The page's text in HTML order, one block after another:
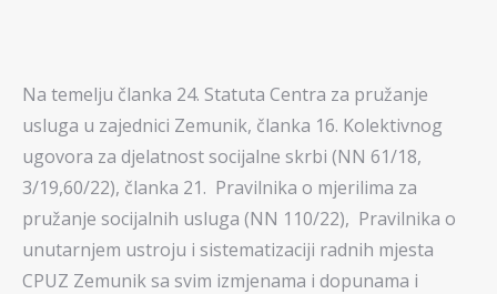
Na temelju članka 24. Statuta Centra za pružanje
usluga u zajednici Zemunik, članka 16. Kolektivnog
ugovora za djelatnost socijalne skrbi (NN 61/18,
3/19,60/22), članka 21. Pravilnika o mjerilima za
pružanje socijalnih usluga (NN 110/22), Pravilnika o
unutarnjem ustroju i sistematizaciji radnih mjesta
CPUZ Zemunik sa svim izmjenama i dopunama i